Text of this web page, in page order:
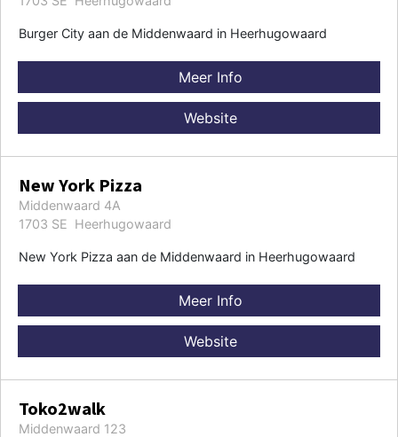
Burger City aan de Middenwaard in Heerhugowaard
Meer Info
Website
New York Pizza
Middenwaard 4A
1703 SE Heerhugowaard
New York Pizza aan de Middenwaard in Heerhugowaard
Meer Info
Website
Toko2walk
Middenwaard 123